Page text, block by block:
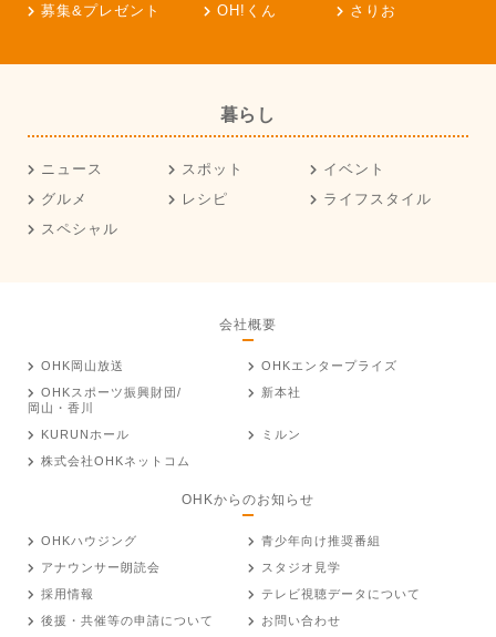
募集&プレゼント
OH!くん さりお
暮らし
ニュース スポット
イベント
グルメ
レシピ
ライフスタイル
スペシャル
会社概要
OHK岡山放送
OHKエンタープライズ
OHKスポーツ振興財団/
岡山・香川
新本社
KURUNホール
ミルン
株式会社OHKネットコム
OHKからのお知らせ
OHKハウジング
青少年向け推奨番組
アナウンサー朗読会
スタジオ見学
採用情報
テレビ視聴データについて
後援・共催等の申請について
お問い合わせ